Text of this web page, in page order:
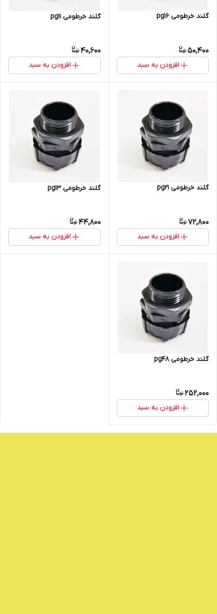
گلند خرطومی pg16
50,400
افزودن به سبد
گلند خرطومی pg11
40,600
افزودن به سبد
گلند خرطومی pg21
72,800
افزودن به سبد
گلند خرطومی pg13
44,800
افزودن به سبد
گلند خرطومی pg48
252,000
افزودن به سبد